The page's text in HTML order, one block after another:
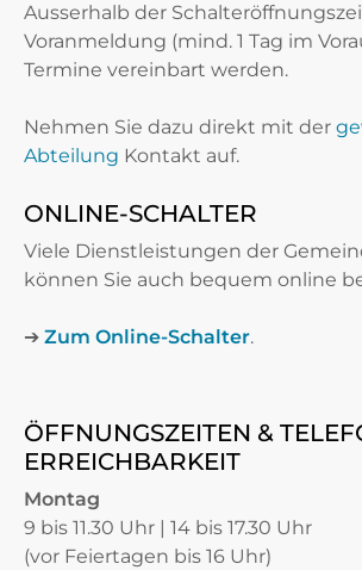
Ausserhalb der
Voranmeldung (mind. 1 Tag im
Termine vereinbart werden.
Nehmen Sie dazu direkt mit der
Abteilung Kontakt auf.
ONLINE-SCHALTER
Viele Dienstleistungen der
können Sie auch bequem online
➔ Zum Online-Schalter.
ÖFFNUNGSZEITEN &
ERREICHBARKEIT
Montag
9 bis 11.30 Uhr | 14 bis 17.30 Uhr
(vor Feiertagen bis 16 Uhr)